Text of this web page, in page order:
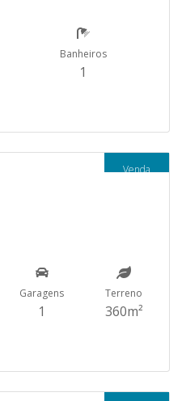
Banheiros
1
Venda
Garagens
1
Terreno
360m²